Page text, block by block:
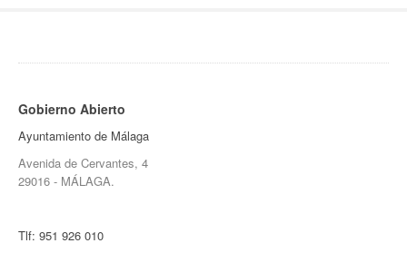
Gobierno Abierto
Ayuntamiento de Málaga
Avenida de Cervantes, 4
29016 - MÁLAGA.
Tlf: 951 926 010